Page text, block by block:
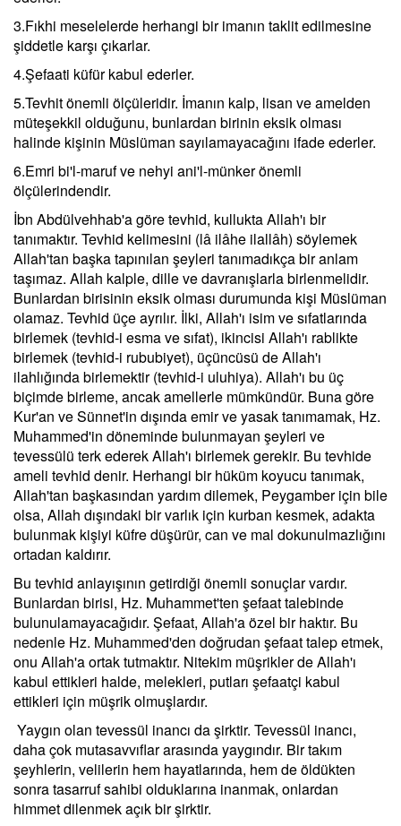
3.Fıkhi meselelerde herhangi bir imanın taklit edilmesine
şiddetle karşı çıkarlar.
4.Şefaati küfür kabul ederler.
5.Tevhit önemli ölçüleridir. İmanın kalp, lisan ve amelden
müteşekkil olduğunu, bunlardan birinin eksik olması
halinde kişinin Müslüman sayılamayacağını ifade ederler.
6.Emri bi'l-maruf ve nehyi ani'l-münker önemli
ölçülerindendir.
İbn Abdülvehhab'a göre tevhid, kullukta Allah'ı bir
tanımaktır. Tevhid kelimesini (lâ ilâhe ilallâh) söylemek
Allah'tan başka tapınılan şeyleri tanımadıkça bir anlam
taşımaz. Allah kalple, dille ve davranışlarla birlenmelidir.
Bunlardan birisinin eksik olması durumunda kişi Müslüman
olamaz. Tevhid üçe ayrılır. İlki, Allah'ı isim ve sıfatlarında
birlemek (tevhid-i esma ve sıfat), ikincisi Allah'ı rablikte
birlemek (tevhid-i rububiyet), üçüncüsü de Allah'ı
ilahlığında birlemektir (tevhid-i uluhiya). Allah'ı bu üç
biçimde birleme, ancak amellerle mümkündür. Buna göre
Kur'an ve Sünnet'in dışında emir ve yasak tanımamak, Hz.
Muhammed'in döneminde bulunmayan şeyleri ve
tevessülü terk ederek Allah'ı birlemek gerekir. Bu tevhide
ameli tevhid denir. Herhangi bir hüküm koyucu tanımak,
Allah'tan başkasından yardım dilemek, Peygamber için bile
olsa, Allah dışındaki bir varlık için kurban kesmek, adakta
bulunmak kişiyi küfre düşürür, can ve mal dokunulmazlığını
ortadan kaldırır.
Bu tevhid anlayışının getirdiği önemli sonuçlar vardır.
Bunlardan birisi, Hz. Muhammet'ten şefaat talebinde
bulunulamayacağıdır. Şefaat, Allah'a özel bir haktır. Bu
nedenle Hz. Muhammed'den doğrudan şefaat talep etmek,
onu Allah'a ortak tutmaktır. Nitekim müşrikler de Allah'ı
kabul ettikleri halde, melekleri, putları şefaatçi kabul
ettikleri için müşrik olmuşlardır.
Yaygın olan tevessül inancı da şirktir. Tevessül inancı,
daha çok mutasavvıflar arasında yaygındır. Bir takım
şeyhlerin, velilerin hem hayatlarında, hem de öldükten
sonra tasarruf sahibi olduklarına inanmak, onlardan
himmet dilenmek açık bir şirktir.